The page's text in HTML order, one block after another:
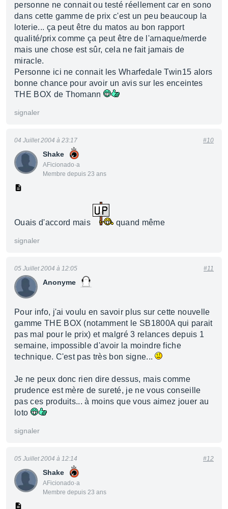
personne ne connait ou testé réellement car en sono
dans cette gamme de prix c'est un peu beaucoup la
loterie... ça peut être du matos au bon rapport
qualité/prix comme ça peut être de l'arnaque/merde
mais une chose est sûr, cela ne fait jamais de
miracle.
Personne ici ne connait les Wharfedale Twin15 alors
bonne chance pour avoir un avis sur les enceintes
THE BOX de Thomann
signaler
Shake
AFicionado·a
Membre depuis 23 ans
04 Juillet 2004 à 23:17 #10
Ouais d'accord mais quand même
signaler
Anonyme
05 Juillet 2004 à 12:05 #11
Pour info, j'ai voulu en savoir plus sur cette nouvelle
gamme THE BOX (notamment le SB1800A qui parait
pas mal pour le prix) et malgré 3 relances depuis 1
semaine, impossible d'avoir la moindre fiche
technique. C'est pas très bon signe...
Je ne peux donc rien dire dessus, mais comme
prudence est mère de sureté, je ne vous conseille
pas ces produits... à moins que vous aimez jouer au
loto
signaler
Shake
AFicionado·a
Membre depuis 23 ans
05 Juillet 2004 à 12:14 #12